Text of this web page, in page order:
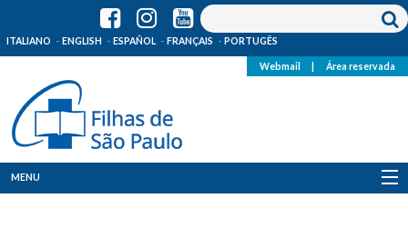
ITALIANO ENGLISH ESPAÑOL FRANÇAIS PORTUGÊS
Webmail Área reservada
MENU